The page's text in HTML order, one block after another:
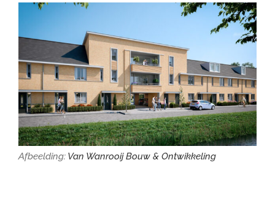
Afbeelding: Van Wanrooij Bouw & Ontwikkeling